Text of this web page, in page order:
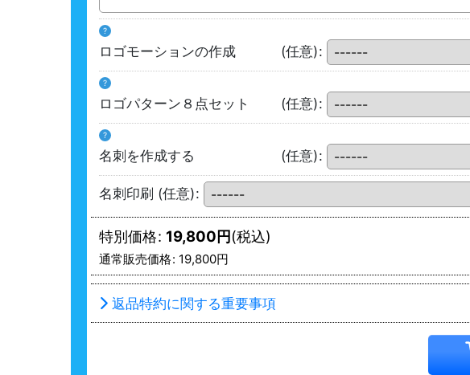
?
ロゴモーションの作成 (任意):
?
ロゴパターン８点セット (任意):
?
名刺を作成する (任意):
名刺印刷 (任意):
特別価格: 19,800円(税込)
通常販売価格: 19,800円
返品特約に関する重要事項